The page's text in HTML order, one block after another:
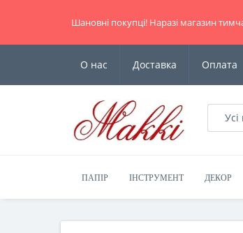
Шановні покупці! Наразі магазин
О нас Доставка Оплата
Усі
ПАПІР ІНСТРУМЕНТ ДЕКОР